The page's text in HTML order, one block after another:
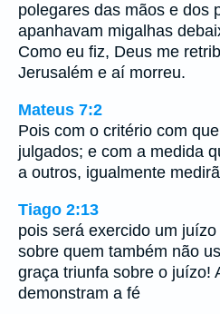
polegares das mãos e dos
apanhavam migalhas
Como eu fiz, Deus me
Jerusalém e aí morreu.
Mateus 7:2
Pois com o critério com
julgados; e com a medida
a outros, igualmente
Tiago 2:13
pois será exercido um
sobre quem também não
graça triunfa sobre o juízo!
demonstram a fé